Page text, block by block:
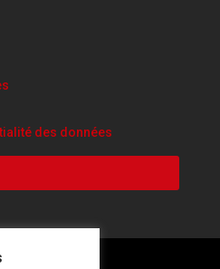
des données